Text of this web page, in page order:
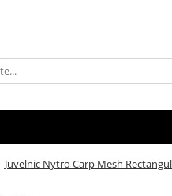
Juvelnic Nytro Carp Mesh